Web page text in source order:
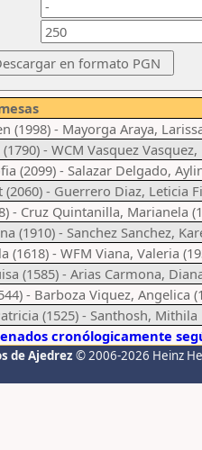
(1998) - Mayorga Araya,
- WCM Vasquez
(2099) - Salazar Delgado,
- Guerrero Diaz, Leticia
- Cruz Quintanilla, Marianela
(1910) - Sanchez Sanchez,
(1618) - WFM Viana, Valeria
(1585) - Arias Carmona,
- Barboza Viquez, Angelica
(1525) - Santhosh,
cronólogicamente
de Ajedrez © 2006-2026 Heinz